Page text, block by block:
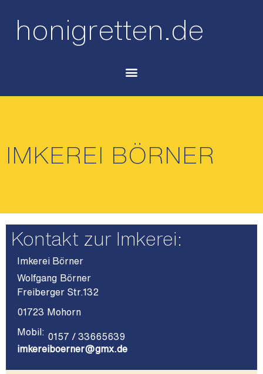
honigretten.de
IMKEREI BÖRNER
Kontakt zur Imkerei:
Imkerei Börner
Wolfgang Börner
Freiberger Str.132
01723 Mohorn
Mobil: 0157 / 33665639
imkereiboerner@gmx.de